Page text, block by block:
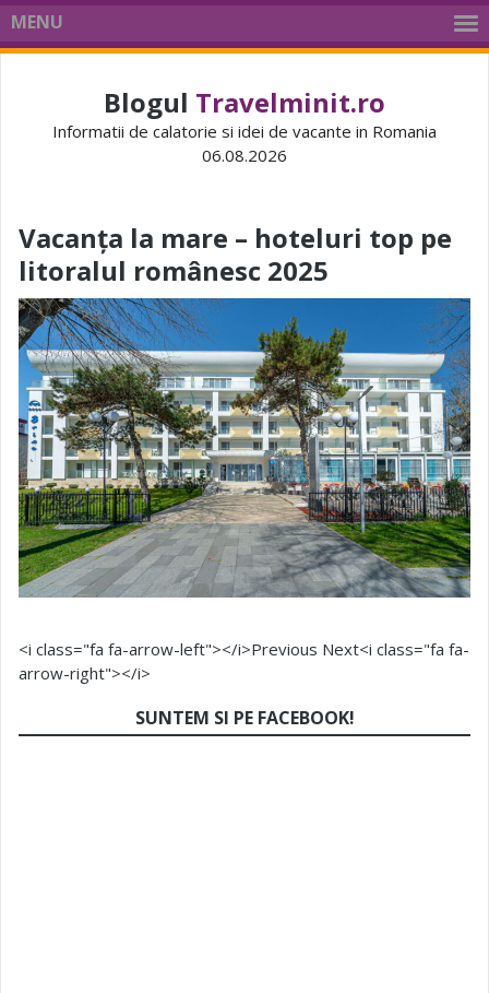
MENU
Blogul Travelminit.ro
Informatii de calatorie si idei de vacante in Romania
06.08.2026
Vacanța la mare – hoteluri top pe
litoralul românesc 2025
<i class="fa fa-arrow-left"></i>Previous Next<i class="fa fa-
arrow-right"></i>
SUNTEM SI PE FACEBOOK!